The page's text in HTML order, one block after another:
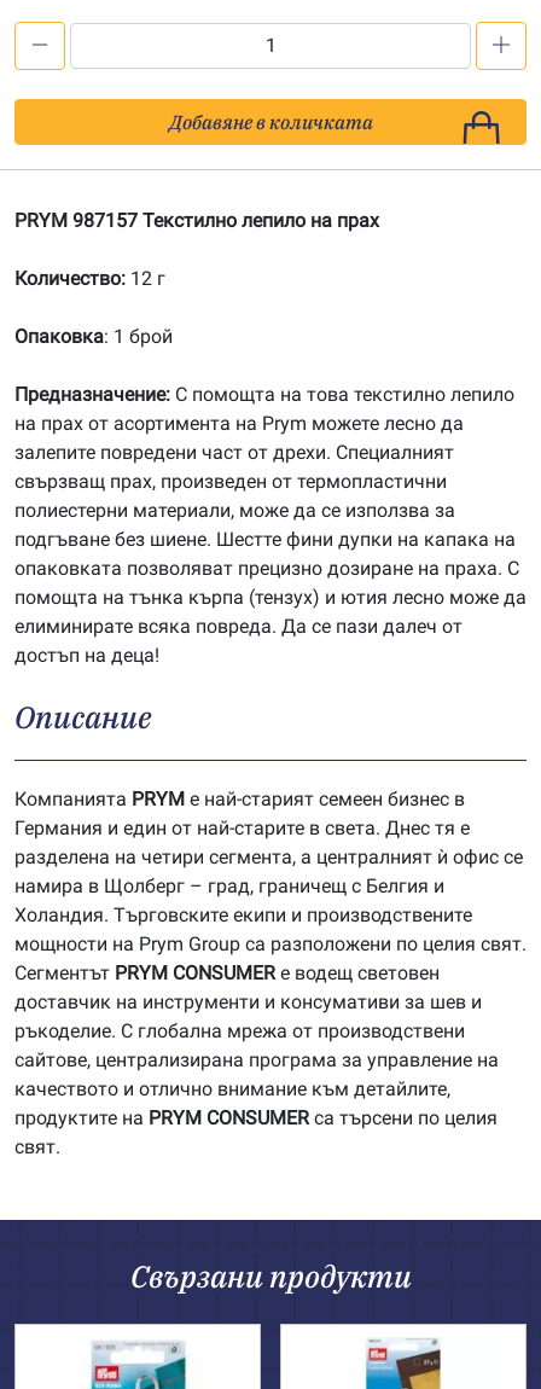
987157
Текстилно
на
Добавяне в количката
PRYM 987157 Текстилно лепило на прах
Количество: 12 г
Опаковка: 1 брой
Предназначение: С помощта на това текстилно лепило
на прах от асортимента на Prym можете лесно да
залепите повредени част от дрехи. Специалният
свързващ прах, произведен от термопластични
полиестерни материали, може да се използва за
подгъване без шиене. Шестте фини дупки на капака на
опаковката позволяват прецизно дозиране на праха. С
помощта на тънка кърпа (тензух) и ютия лесно може да
елиминирате всяка повреда. Да се пази далеч от
достъп на деца!
Описание
Компанията PRYM е най-старият семеен бизнес в
Германия и един от най-старите в света. Днес тя е
разделена на четири сегмента, а централният ѝ офис се
намира в Щолберг – град, граничещ с Белгия и
Холандия. Търговските екипи и производствените
мощности на Prym Group са разположени по целия свят.
Сегментът PRYM CONSUMERе водещ световен
доставчик на инструменти и консумативи за шев и
ръкоделие. С глобална мрежа от производствени
сайтове, централизирана програма за управление на
качеството и отлично внимание към детайлите,
продуктите на PRYM CONSUMERса търсени по целия
свят.
Свързани продукти